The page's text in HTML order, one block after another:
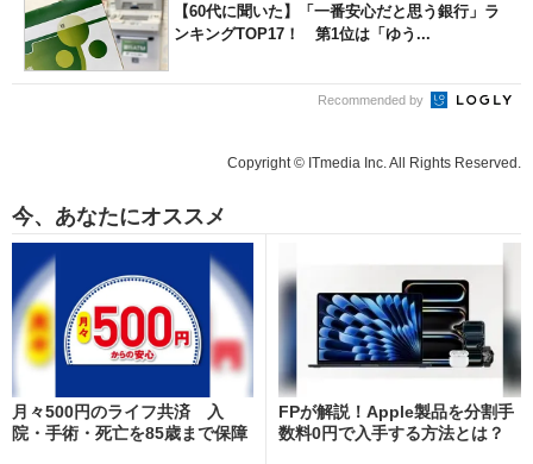
【60代に聞いた】「一番安心だと思う銀行」ラ
ンキングTOP17！ 第1位は「ゆう...
Recommended by
Copyright © ITmedia Inc. All Rights Reserved.
今、あなたにオススメ
月々500円のライフ共済 入
院・手術・死亡を85歳まで保障
FPが解説！Apple製品を分割手
数料0円で入手する方法とは？